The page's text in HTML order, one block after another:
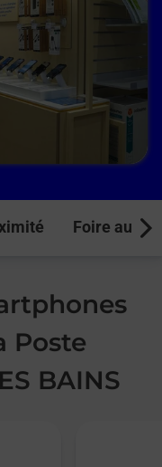
Foire aux
Poste
BAINS